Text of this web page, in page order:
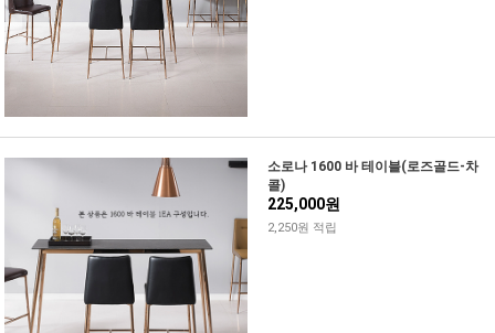
소로나 1600 바 테이블(로즈골드-차
콜)
225,000원
2,250원 적립